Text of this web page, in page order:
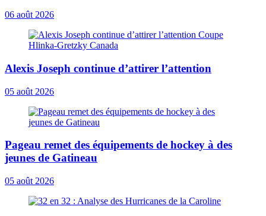
06 août 2026
Alexis Joseph continue d’attirer l’attention
05 août 2026
Pageau remet des équipements de hockey à des
jeunes de Gatineau
05 août 2026